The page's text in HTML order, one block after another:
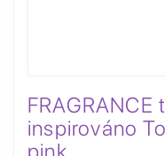
inspirováno